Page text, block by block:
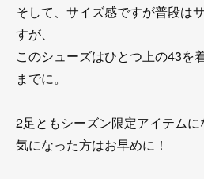
そして、サイズ感ですが普段は
すが、
このシューズはひとつ上の43を
までに。
2足ともシーズン限定アイテムに
気になった方はお早めに！